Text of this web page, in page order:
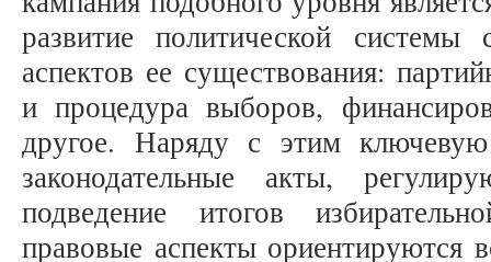
развитие политической
аспектов ее существования:
и процедура выборов,
другое. Наряду с этим
законодательные акты,
подведение итогов
правовые аспекты ориентируются